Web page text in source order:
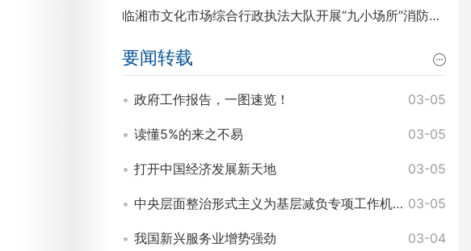
临湘市文化市场综合行政执法大队开展“九小场所”消防安全排查整治工作
要闻转载
政府工作报告，一图速览！ 03-05
读懂5%的来之不易 03-05
打开中国经济发展新天地 03-05
中央层面整治形式主义为基层减负专项工作机制办公室 中央纪委办公厅公开通报3起整治形式主义为基层减负典型问题 03-05
我国新兴服务业增势强劲 03-04